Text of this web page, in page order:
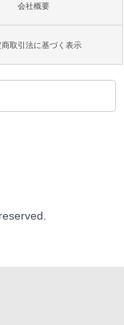
会社概要
商取引法に基づく表示